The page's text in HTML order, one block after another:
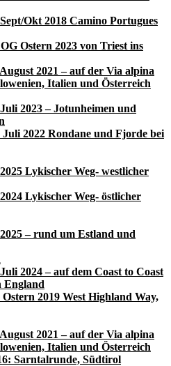
Okt 2018 Camino Portugues
Ostern 2023 von Triest ins
2021 – auf der Via alpina
Italien und Österreich
2023 – Jotunheimen und
Juli 2022 Rondane und Fjorde bei
Lykischer Weg- westlicher
Lykischer Weg- östlicher
– rund um Estland und
2024 – auf dem Coast to Coast
England
Ostern 2019 West Highland Way,
2021 – auf der Via alpina
Italien und Österreich
Sarntalrunde, Südtirol